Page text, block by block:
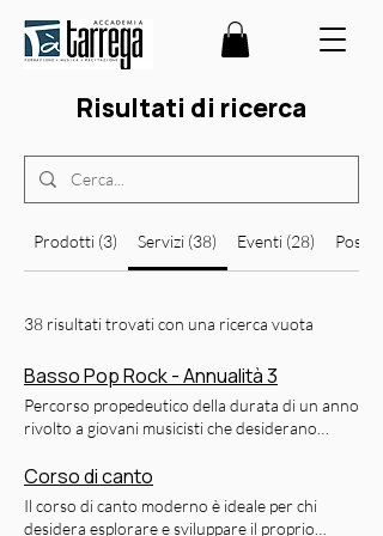
Risultati di ricerca
Prodotti (3) Servizi (38) Eventi (28) Post
38 risultati trovati con una ricerca vuota
Basso Pop Rock - Annualità 3
Percorso propedeutico della durata di un anno
rivolto a giovani musicisti che desiderano
verso la musica pop/rock, con intenzione di
accedere successivamente ai corsi accademici
di Iivello. Obiettivo del corso Preparare lo
Corso di canto
Il corso di canto moderno è ideale per chi
desidera esplorare e sviluppare il proprio